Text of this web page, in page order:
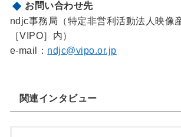
お問い合わせ先
ndjc事務局（特定非営利活動法人映像
［VIPO］内）
e-mail： ndjc@vipo.or.jp
関連インタビュー